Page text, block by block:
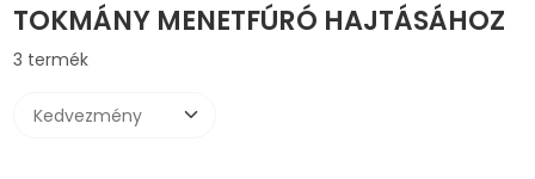
TOKMÁNY MENETFÚRÓ HAJTÁSÁHOZ
3 termék